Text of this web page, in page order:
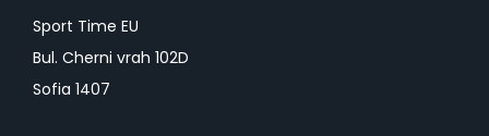
Sport Time EU
Bul. Cherni vrah 102D
Sofia 1407